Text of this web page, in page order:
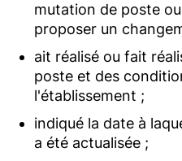
mutation de poste
proposer un
ait réalisé ou fait
poste et des
l'établissement ;
indiqué la date à
a été actualisée ;